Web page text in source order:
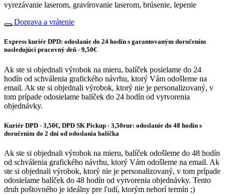
vyrezávanie laserom, gravírovanie laserom, brúsenie, lepenie
Doprava a vrátenie
Express kuriér DPD: odoslanie do 24 hodín s garantovaným doručením
nasledujúci pracovný deň - 9,50€
Ak ste si objednali výrobok na mieru, balíček posielame do 24
hodín od schválenia grafického návrhu, ktorý Vám odošleme na
email. Ak ste si objednali výrobok, ktorý nie je personalizovaný, v
tom prípade odosielame balíček do 24 hodín od vytvorenia
objednávky.
Kuriér DPD - 3,50€, DPD SK Pickup - 3,50eur: odoslanie do 48 hodín s
doručením do 2 dní od odoslania balíčka
Ak ste si objednali výrobok na mieru, balíček odošleme do 48 hodín
od schválenia grafického návrhu, ktorý Vám odošleme na email. Ak
ste si objednali výrobok, ktorý nie je personalizovaný, v tom prípade
odosielame balíček do 48 hodín od vytvorenia objednávky. Tento
druh poštovného je ideálny pre ľudí, ktorým nehorí termín ;)